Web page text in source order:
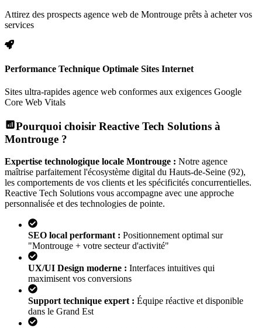
Attirez des prospects agence web de Montrouge prêts à acheter vos
services
Performance Technique Optimale Sites Internet
Sites ultra-rapides agence web conformes aux exigences Google
Core Web Vitals
Pourquoi choisir Reactive Tech Solutions à
Montrouge ?
Expertise technologique locale Montrouge : Notre agence
maîtrise parfaitement l'écosystème digital du Hauts-de-Seine (92),
les comportements de vos clients et les spécificités concurrentielles.
Reactive Tech Solutions vous accompagne avec une approche
personnalisée et des technologies de pointe.
SEO local performant : Positionnement optimal sur
"Montrouge + votre secteur d'activité"
UX/UI Design moderne : Interfaces intuitives qui
maximisent vos conversions
Support technique expert : Équipe réactive et disponible
dans le Grand Est